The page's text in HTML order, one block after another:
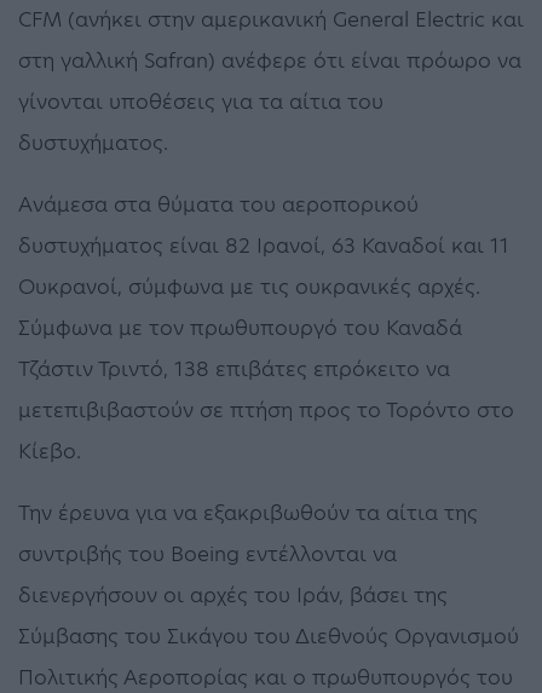
CFM (ανήκει στην αμερικανική General Electric και
στη γαλλική Safran) ανέφερε ότι είναι πρόωρο να
γίνονται υποθέσεις για τα αίτια του
δυστυχήματος.
Ανάμεσα στα θύματα του αεροπορικού
δυστυχήματος είναι 82 Ιρανοί, 63 Καναδοί και 11
Ουκρανοί, σύμφωνα με τις ουκρανικές αρχές.
Σύμφωνα με τον πρωθυπουργό του Καναδά
Τζάστιν Τριντό, 138 επιβάτες επρόκειτο να
μετεπιβιβαστούν σε πτήση προς το Τορόντο στο
Κίεβο.
Την έρευνα για να εξακριβωθούν τα αίτια της
συντριβής του Boeing εντέλλονται να
διενεργήσουν οι αρχές του Ιράν, βάσει της
Σύμβασης του Σικάγου του Διεθνούς Οργανισμού
Πολιτικής Αεροπορίας και ο πρωθυπουργός του